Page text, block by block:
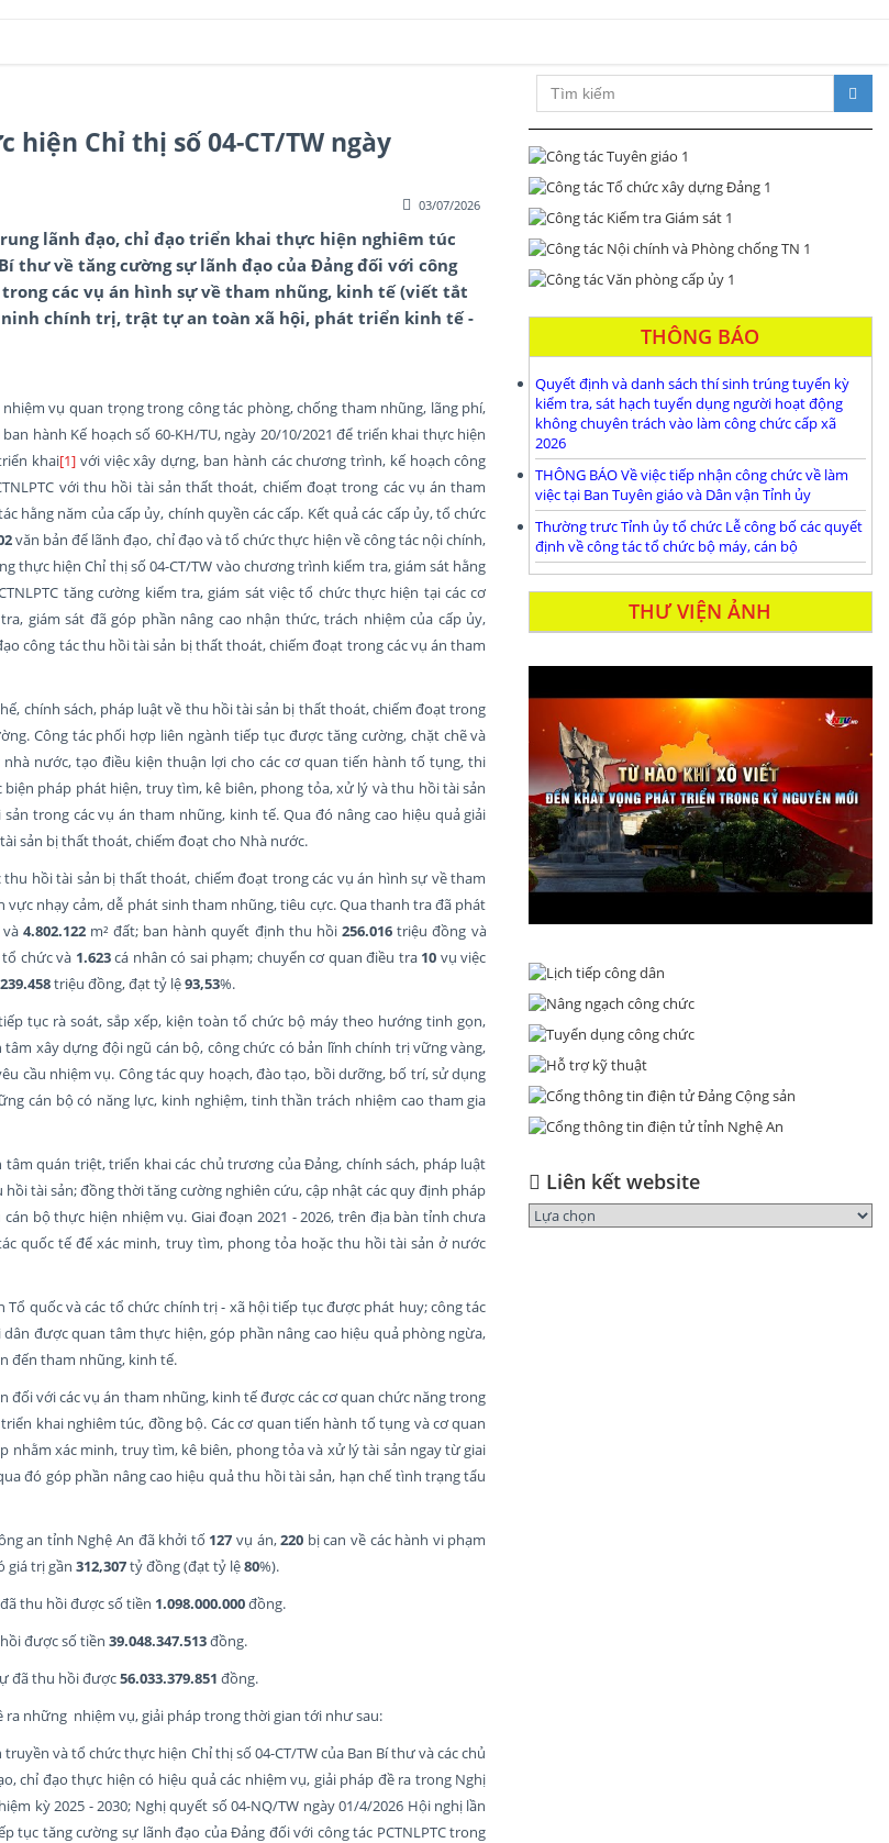
Xây dựng Đảng bộ và hệ
hiện Chỉ thị số 04-CT/TW ngày
03/07/2026
lãnh đạo, chỉ đạo triển khai thực hiện nghiêm túc
thư về tăng cường sự lãnh đạo của Đảng đối với công
các vụ án hình sự về tham nhũng, kinh tế (viết tắt
ninh chính trị, trật tự an toàn xã hội, phát triển kinh tế -
vụ quan trọng trong công tác phòng, chống tham nhũng, lãng phí,
hành Kế hoạch số 60-KH/TU, ngày 20/10/2021 để triển khai thực hiện
khai[1] với việc xây dựng, ban hành các chương trình, kế hoạch công
với thu hồi tài sản thất thoát, chiếm đoạt trong các vụ án tham
hằng năm của cấp ủy, chính quyền các cấp. Kết quả các cấp ủy, tổ chức
văn bản để lãnh đạo, chỉ đạo và tổ chức thực hiện về công tác nội chính,
thực hiện Chỉ thị số 04-CT/TW vào chương trình kiểm tra, giám sát hằng
tăng cường kiểm tra, giám sát việc tổ chức thực hiện tại các cơ
giám sát đã góp phần nâng cao nhận thức, trách nhiệm của cấp ủy,
công tác thu hồi tài sản bị thất thoát, chiếm đoạt trong các vụ án tham
chính sách, pháp luật về thu hồi tài sản bị thất thoát, chiếm đoạt trong
Công tác phối hợp liên ngành tiếp tục được tăng cường, chặt chẽ và
nước, tạo điều kiện thuận lợi cho các cơ quan tiến hành tố tụng, thi
pháp phát hiện, truy tìm, kê biên, phong tỏa, xử lý và thu hồi tài sản
trong các vụ án tham nhũng, kinh tế. Qua đó nâng cao hiệu quả giải
sản bị thất thoát, chiếm đoạt cho Nhà nước.
hồi tài sản bị thất thoát, chiếm đoạt trong các vụ án hình sự về tham
nhạy cảm, dễ phát sinh tham nhũng, tiêu cực. Qua thanh tra đã phát
4.802.122m² đất; ban hành quyết định thu hồi256.016 triệu đồng và
tổ chức và 1.623cá nhân có sai phạm; chuyển cơ quan điều tra 10 vụ việc
239.458triệu đồng, đạt tỷ lệ93,53%.
tục rà soát, sắp xếp, kiện toàn tổ chức bộ máy theo hướng tinh gọn,
xây dựng đội ngũ cán bộ, công chức có bản lĩnh chính trị vững vàng,
cầu nhiệm vụ. Công tác quy hoạch, đào tạo, bồi dưỡng, bố trí, sử dụng
cán bộ có năng lực, kinh nghiệm, tinh thần trách nhiệm cao tham gia
quán triệt, triển khai các chủ trương của Đảng, chính sách, pháp luật
tài sản; đồng thời tăng cường nghiên cứu, cập nhật các quy định pháp
bộ thực hiện nhiệm vụ. Giai đoạn 2021 - 2026, trên địa bàn tỉnh chưa
quốc tế để xác minh, truy tìm, phong tỏa hoặc thu hồi tài sản ở nước
quốc và các tổ chức chính trị - xã hội tiếp tục được phát huy; công tác
được quan tâm thực hiện, góp phần nâng cao hiệu quả phòng ngừa,
đến tham nhũng, kinh tế.
với các vụ án tham nhũng, kinh tế được các cơ quan chức năng trong
khai nghiêm túc, đồng bộ. Các cơ quan tiến hành tố tụng và cơ quan
nhằm xác minh, truy tìm, kê biên, phong tỏa và xử lý tài sản ngay từ giai
đó góp phần nâng cao hiệu quả thu hồi tài sản, hạn chế tình trạng tẩu
an tỉnh Nghệ An đã khởi tố 127 vụ án,220 bị can về các hành vi phạm
giá trị gần 312,307tỷ đồng (đạt tỷ lệ80%).
thu hồi được số tiền 1.098.000.000đồng.
được số tiền 39.048.347.513đồng.
đã thu hồi được56.033.379.851 đồng.
những nhiệm vụ, giải pháp trong thời gian tới như sau:
và tổ chức thực hiện Chỉ thị số 04-CT/TW của Ban Bí thư và các chủ
chỉ đạo thực hiện có hiệu quả các nhiệm vụ, giải pháp đề ra trong Nghị
kỳ 2025 - 2030; Nghị quyết số 04-NQ/TW ngày 01/4/2026 Hội nghị lần
tục tăng cường sự lãnh đạo của Đảng đối với công tác PCTNLPTC trong
THÔNG BÁO
Quyết định và danh sách thí sinh trúng tuyển kỳ
kiểm tra, sát hạch tuyển dụng người hoạt động
không chuyên trách vào làm công chức cấp xã
2026
THÔNG BÁO Về việc tiếp nhận công chức về làm
việc tại Ban Tuyên giáo và Dân vận Tỉnh ủy
Thường trưc Tỉnh ủy tổ chức Lễ công bố các quyết
định về công tác tổ chức bộ máy, cán bộ
THƯ VIỆN ẢNH
Liên kết website